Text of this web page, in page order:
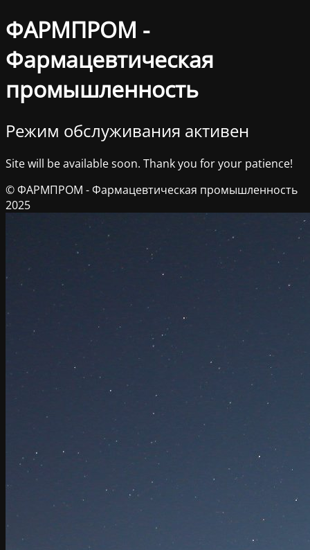
ФАРМПРОМ -
Фармацевтическая
промышленность
Режим обслуживания активен
Site will be available soon. Thank you for your patience!
© ФАРМПРОМ - Фармацевтическая промышленность
2025